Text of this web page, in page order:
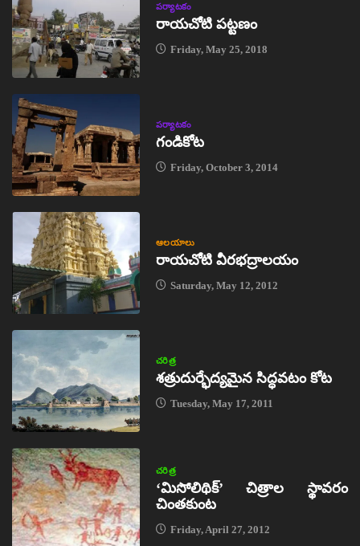
పర్యాటకం
రాయచోటి పట్టణం
Friday, May 25, 2018
పర్యాటకం
గండికోట
Friday, October 3, 2014
ఆలయాలు
రాయచోటి వీరభద్రాలయం
Saturday, May 12, 2012
చరిత్ర
శత్రుదుర్భేద్యమైన సిద్ధవటం కోట
Tuesday, May 17, 2011
చరిత్ర
‘మిసోలిథిక్‌’ చిత్రాల స్థావరం
చింతకుంట
Friday, April 27, 2012